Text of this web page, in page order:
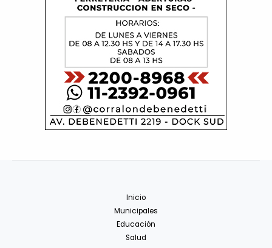
Inicio
Municipales
Educación
Salud